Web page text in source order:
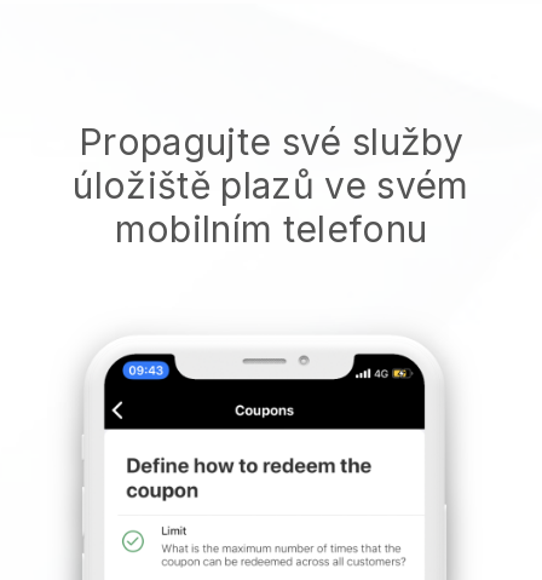
Propagujte své služby
úložiště plazů ve svém
mobilním telefonu